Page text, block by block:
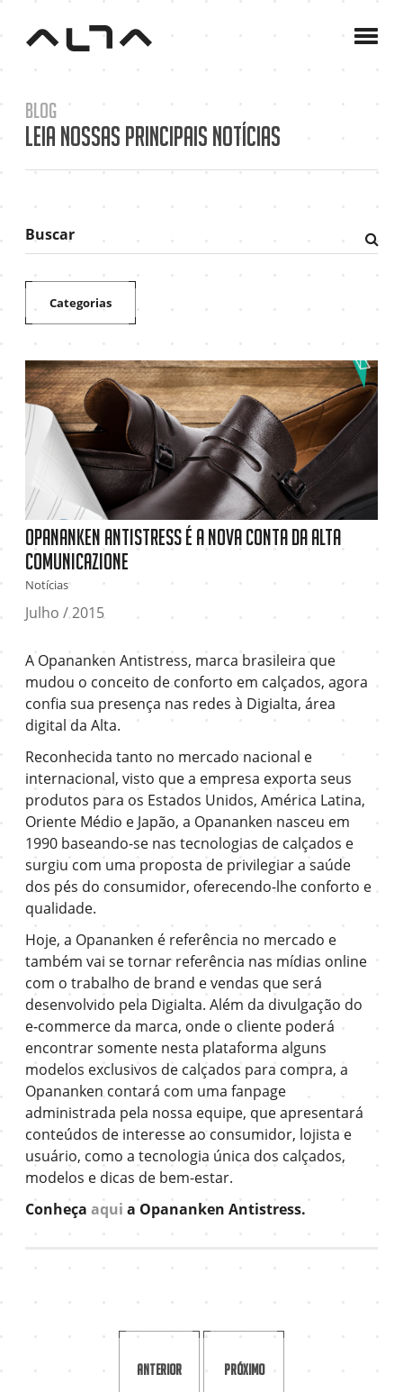
Blog
Leia nossas principais notícias
Buscar
Fazer
Categorias
Opananken Antistress é a nova conta da Alta
Comunicazione
Notícias
Julho / 2015
A Opananken Antistress, marca brasileira que
mudou o conceito de conforto em calçados, agora
confia sua presença nas redes à Digialta, área
digital da Alta.
Reconhecida tanto no mercado nacional e
internacional, visto que a empresa exporta seus
produtos para os Estados Unidos, América Latina,
Oriente Médio e Japão, a Opananken nasceu em
1990 baseando-se nas tecnologias de calçados e
surgiu com uma proposta de privilegiar a saúde
dos pés do consumidor, oferecendo-lhe conforto e
qualidade.
Hoje, a Opananken é referência no mercado e
também vai se tornar referência nas mídias online
com o trabalho de brand e vendas que será
desenvolvido pela Digialta. Além da divulgação do
e-commerce da marca, onde o cliente poderá
encontrar somente nesta plataforma alguns
modelos exclusivos de calçados para compra, a
Opananken contará com uma fanpage
administrada pela nossa equipe, que apresentará
conteúdos de interesse ao consumidor, lojista e
usuário, como a tecnologia única dos calçados,
modelos e dicas de bem-estar.
Conheça aqui a Opananken Antistress.
Anterior Próximo